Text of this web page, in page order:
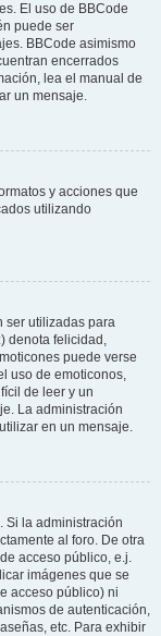
El uso de BBCode
puede ser
BBCode asimismo
encerrados
lea el manual de
un mensaje.
y acciones que
utilizando
ser utilizadas para
denota felicidad,
puede verse
uso de emoticonos,
de leer y un
La administración
en un mensaje.
Si la administración
al foro. De otra
acceso público, e.j.
imágenes que se
acceso público) ni
de autenticación,
etc. Para exhibir